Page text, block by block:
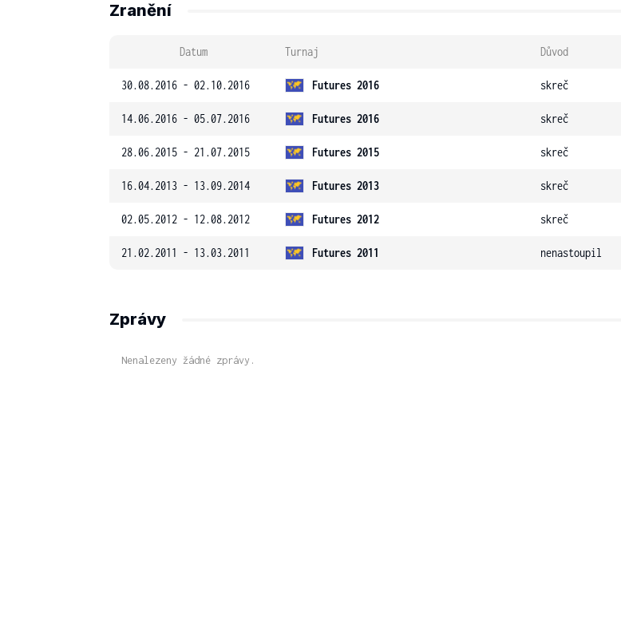
Zranění
Datum Turnaj Důvod
30.08.2016 - 02.10.2016 Futures 2016 skreč
14.06.2016 - 05.07.2016 Futures 2016 skreč
28.06.2015 - 21.07.2015 Futures 2015 skreč
16.04.2013 - 13.09.2014 Futures 2013 skreč
02.05.2012 - 12.08.2012 Futures 2012 skreč
21.02.2011 - 13.03.2011 Futures 2011 nenastoupil
Zprávy
Nenalezeny žádné zprávy.